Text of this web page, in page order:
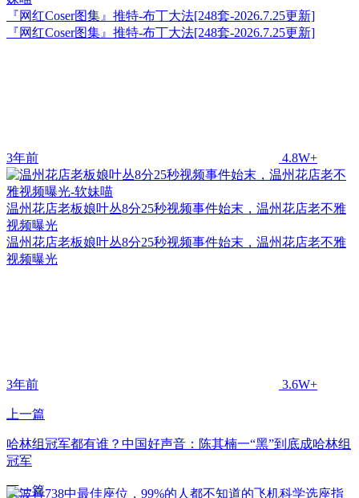
『网红Coser图集』推特-布丁大法[248套-2026.7.25更新]
『网红Coser图集』推特-布丁大法[248套-2026.7.25更新]
3年前 4.8W+
温州花店老板娘叶丛8分25秒视频事件始末，温州花店老不雅
视频曝光
温州花店老板娘叶丛8分25秒视频事件始末，温州花店老不雅
视频曝光
3年前 3.6W+
上一篇
哈林组冠军都有谁？中国好声音：陈其楠一“黑”到底成哈林组
冠军
下一篇